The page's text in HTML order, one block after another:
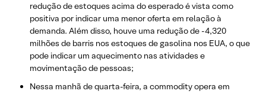
redução de estoques acima do esperado é vista como
positiva por indicar uma menor oferta em relação à
demanda. Além disso, houve uma redução de -4,320
milhões de barris nos estoques de gasolina nos EUA, o que
pode indicar um aquecimento nas atividades e
movimentação de pessoas;
Nessa manhã de quarta-feira, a commodity opera em